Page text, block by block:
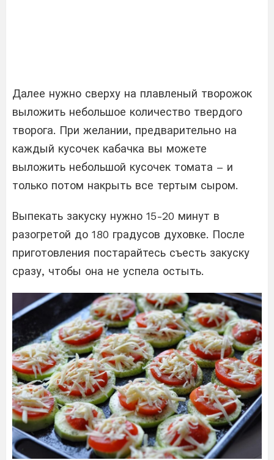
Далее нужно сверху на плавленый творожок
выложить небольшое количество твердого
творога. При желании, предварительно на
каждый кусочек кабачка вы можете
выложить небольшой кусочек томата – и
только потом накрыть все тертым сыром.
Выпекать закуску нужно 15-20 минут в
разогретой до 180 градусов духовке. После
приготовления постарайтесь съесть закуску
сразу, чтобы она не успела остыть.